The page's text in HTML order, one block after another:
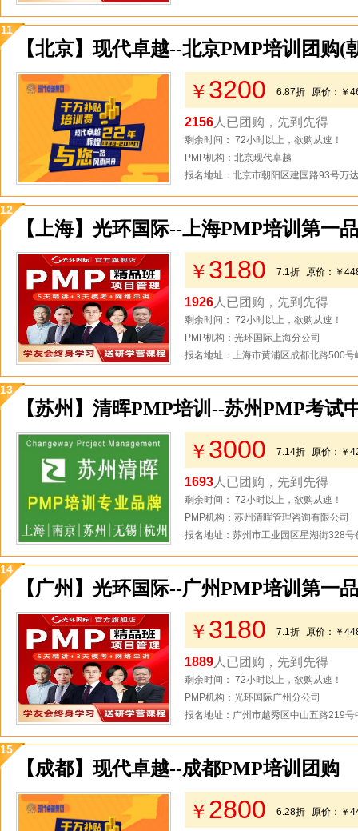
11
【北京】现代卓越--北京PMP培训团购(
￥ 3200 6.87折 原价： ￥
2156 人已团购，先到先得
剩余时间： 72小时以上，欲购从速！
PMP机构：北京现代卓越
报名地址：北京市朝阳区建国路93号万
12
【上海】光环国际--上海PMP培训第一
￥ 3180 7.1折 原价： ￥
1926 人已团购，先到先得
剩余时间： 72小时以上，欲购从速！
PMP机构：光环国际上海分公司
报名地址：上海市黄浦区成都北路500
13
【苏州】清晖PMP培训--苏州PMP考试
￥ 3000 7.14折 原价： ￥
1693 人已团购，先到先得
剩余时间： 72小时以上，欲购从速！
PMP机构：苏州清晖管理咨询有限公司
报名地址：苏州市工业园区星湖街328
14
【广州】光环国际--广州PMP培训第一
￥ 3180 7.1折 原价： ￥
1889 人已团购，先到先得
剩余时间： 72小时以上，欲购从速！
PMP机构：光环国际广州分公司
报名地址：广州市越秀区中山五路219
15
【成都】现代卓越--成都PMP培训团购
￥ 2800 6.28折 原价： ￥